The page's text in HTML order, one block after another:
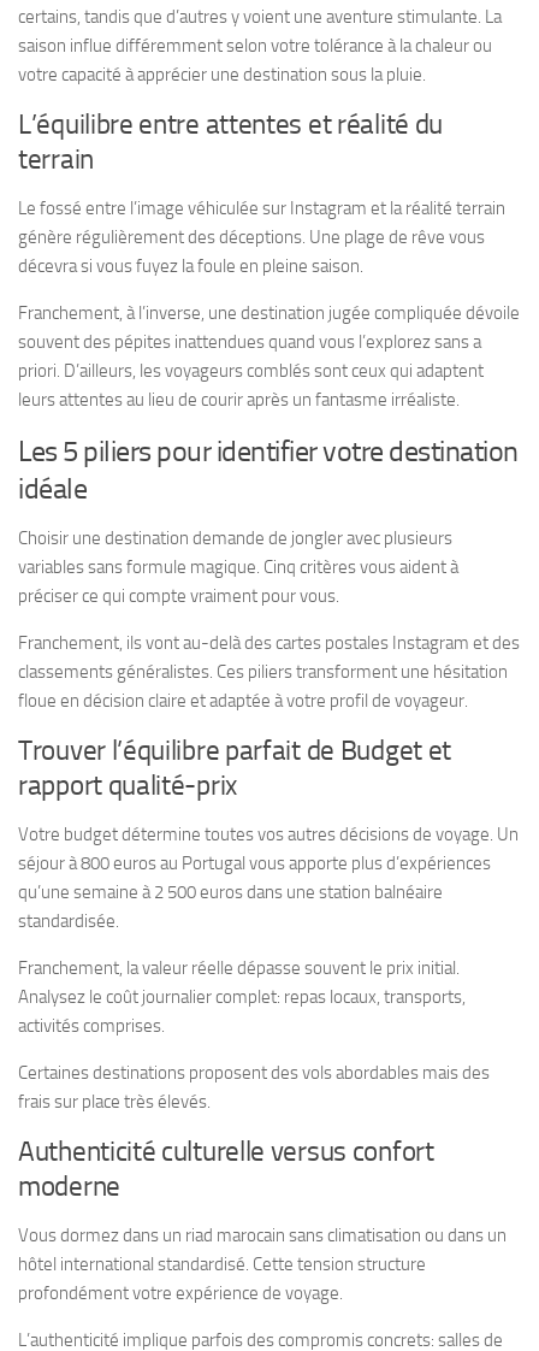
certains, tandis que d’autres y voient une aventure stimulante. La
saison influe différemment selon votre tolérance à la chaleur ou
votre capacité à apprécier une destination sous la pluie.
L’équilibre entre attentes et réalité du
terrain
Le fossé entre l’image véhiculée sur Instagram et la réalité terrain
génère régulièrement des déceptions. Une plage de rêve vous
décevra si vous fuyez la foule en pleine saison.
Franchement, à l’inverse, une destination jugée compliquée dévoile
souvent des pépites inattendues quand vous l’explorez sans a
priori. D’ailleurs, les voyageurs comblés sont ceux qui adaptent
leurs attentes au lieu de courir après un fantasme irréaliste.
Les 5 piliers pour identifier votre destination
idéale
Choisir une destination demande de jongler avec plusieurs
variables sans formule magique. Cinq critères vous aident à
préciser ce qui compte vraiment pour vous.
Franchement, ils vont au-delà des cartes postales Instagram et des
classements généralistes. Ces piliers transforment une hésitation
floue en décision claire et adaptée à votre profil de voyageur.
Trouver l’équilibre parfait de Budget et
rapport qualité-prix
Votre budget détermine toutes vos autres décisions de voyage. Un
séjour à 800 euros au Portugal vous apporte plus d’expériences
qu’une semaine à 2 500 euros dans une station balnéaire
standardisée.
Franchement, la valeur réelle dépasse souvent le prix initial.
Analysez le coût journalier complet: repas locaux, transports,
activités comprises.
Certaines destinations proposent des vols abordables mais des
frais sur place très élevés.
Authenticité culturelle versus confort
moderne
Vous dormez dans un riad marocain sans climatisation ou dans un
hôtel international standardisé. Cette tension structure
profondément votre expérience de voyage.
L’authenticité implique parfois des compromis concrets: salles de